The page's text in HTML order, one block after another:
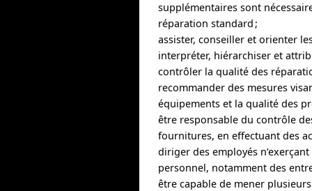
supplémentaires sont
réparation standard ;
assister, conseiller et orienter
interpréter, hiérarchiser et
contrôler la qualité des
recommander des mesures
équipements et la qualité des
être responsable du contrôle
fournitures, en effectuant des
diriger des employés
personnel, notamment des
être capable de mener